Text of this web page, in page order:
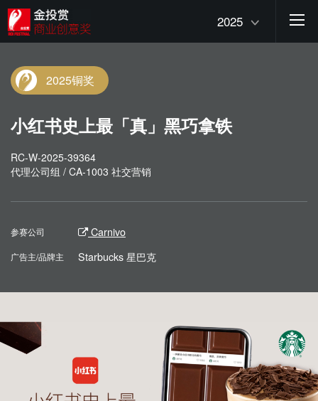
2025
2025铜奖
小红书史上最「真」黑巧拿铁
RC-W-2025-39364
代理公司组 / CA-1003 社交营销
参赛公司 Carnivo
广告主/品牌主 Starbucks 星巴克